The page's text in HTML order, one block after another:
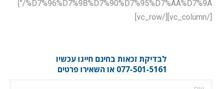
%D7%96%D7%9B%D7%90%D7%95%D7%AA%D7%9A/"]
[/vc_column][/vc_row]
לבדיקת זכאות בחינם חייגו עכשיו
077-501-5161 או השאירו פרטים